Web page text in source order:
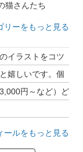
猫さんたち
ーをもっと見る
イラストをコツ
嬉しいです。個
円～など）ど
ールをもっと見る